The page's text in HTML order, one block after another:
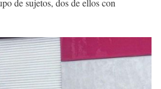
de sujetos, dos de ellos con